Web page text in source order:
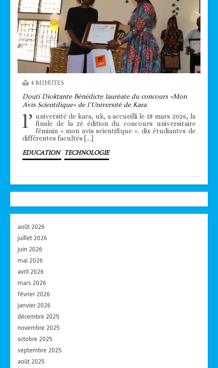
4 MINUTES
Douti Dioktante Bénédicte lauréate du concours «Mon
Avis Scientifique» de l’Université de Kara
l’ université de kara, uk, a accueilli le 18 mars 2026, la
finale de la 2è édition du concours universitaire
féminin « mon avis scientifique ». dix étudiantes de
différentes facultés […]
EDUCATION TECHNOLOGIE
août 2026
juillet 2026
juin 2026
mai 2026
avril 2026
mars 2026
février 2026
janvier 2026
décembre 2025
novembre 2025
octobre 2025
septembre 2025
août 2025